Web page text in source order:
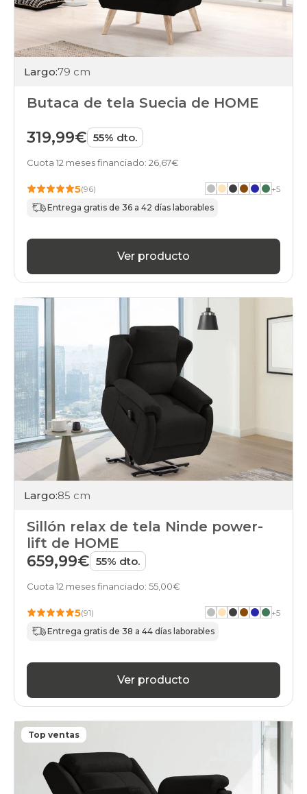
Largo:79 cm
Butaca de tela Suecia de HOME
319,99€ 55% dto.
Cuota 12 meses financiado: 26,67€
5(96) +5
Entrega gratis de 36 a 42 días laborables
Ver producto
Largo:85 cm
Sillón relax de tela Ninde power-
lift de HOME
659,99€ 55% dto.
Cuota 12 meses financiado: 55,00€
5(91) +5
Entrega gratis de 38 a 44 días laborables
Ver producto
Top ventas